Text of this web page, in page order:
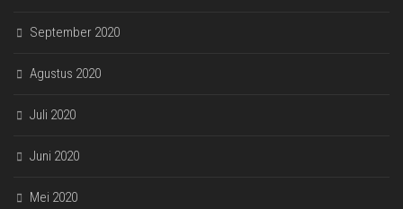
September 2020
Agustus 2020
Juli 2020
Juni 2020
Mei 2020